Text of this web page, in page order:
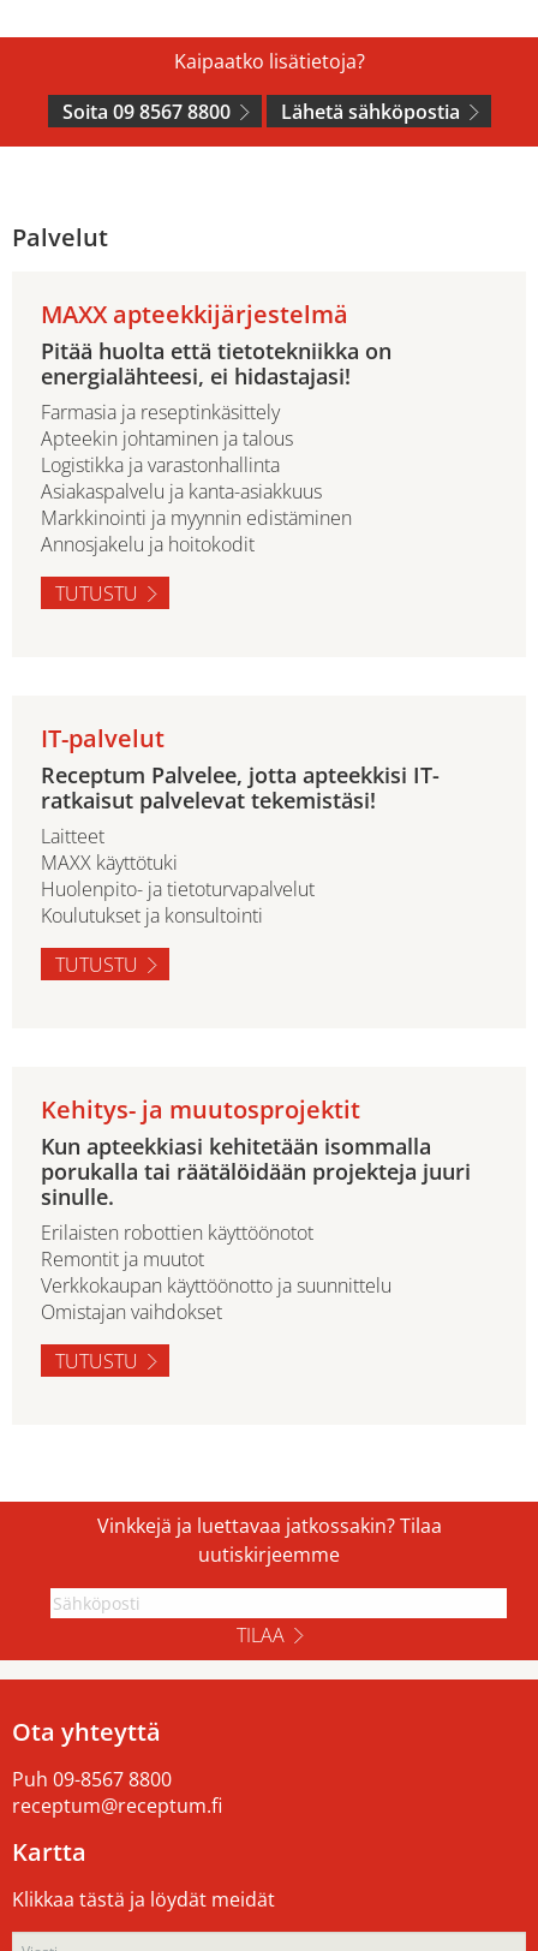
Kaipaatko lisätietoja?
Soita 09 8567 8800
Lähetä sähköpostia
Palvelut
MAXX apteekkijärjestelmä
Pitää huolta että tietotekniikka on
energialähteesi, ei hidastajasi!
Farmasia ja reseptinkäsittely
Apteekin johtaminen ja talous
Logistikka ja varastonhallinta
Asiakaspalvelu ja kanta-asiakkuus
Markkinointi ja myynnin edistäminen
Annosjakelu ja hoitokodit
TUTUSTU
IT-palvelut
Receptum Palvelee, jotta apteekkisi IT-
ratkaisut palvelevat tekemistäsi!
Laitteet
MAXX käyttötuki
Huolenpito- ja tietoturvapalvelut
Koulutukset ja konsultointi
TUTUSTU
Kehitys- ja muutosprojektit
Kun apteekkiasi kehitetään isommalla
porukalla tai räätälöidään projekteja juuri
sinulle.
Erilaisten robottien käyttöönotot
Remontit ja muutot
Verkkokaupan käyttöönotto ja suunnittelu
Omistajan vaihdokset
TUTUSTU
Vinkkejä ja luettavaa jatkossakin? Tilaa
uutiskirjeemme
TILAA
Ota yhteyttä
Puh 09-8567 8800
receptum@receptum.fi
Kartta
Klikkaa tästä ja löydät meidät